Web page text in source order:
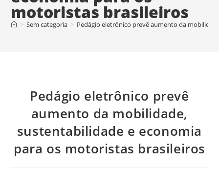
motoristas brasileiros
> Sem categoria > Pedágio eletrônico prevê aumento da
Pedágio eletrônico prevê
aumento da mobilidade,
sustentabilidade e economia
para os motoristas brasileiros